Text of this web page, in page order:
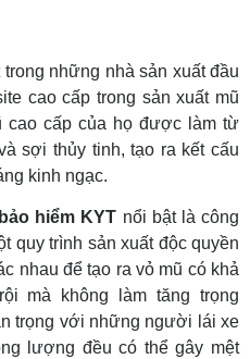
những nhà sản xuất đầu
cao cấp trong sản xuất mũ
cao cấp của họ được làm từ
sợi thủy tinh, tạo ra kết cấu
kinh ngạc.
hiểm KYT nổi bật là công
quy trình sản xuất độc quyền
nhau để tạo ra vỏ mũ có khả
mà không làm tăng trọng
trọng với những người lái xe
lượng đều có thể gây mệt